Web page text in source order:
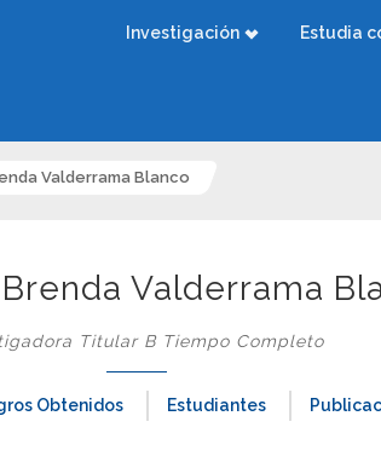
Investigación Estudia
Valderrama Blanco
Valderrama
Titular B Tiempo Completo
Obtenidos Estudiantes